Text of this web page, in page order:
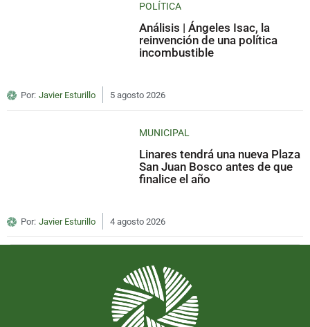
POLÍTICA
Análisis | Ángeles Isac, la
reinvención de una política
incombustible
Por: Javier Esturillo 5 agosto 2026
MUNICIPAL
Linares tendrá una nueva Plaza
San Juan Bosco antes de que
finalice el año
Por: Javier Esturillo 4 agosto 2026